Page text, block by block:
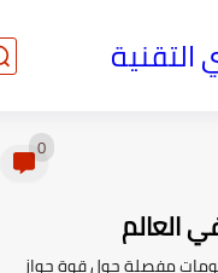
مفصلة حول قوة جواز